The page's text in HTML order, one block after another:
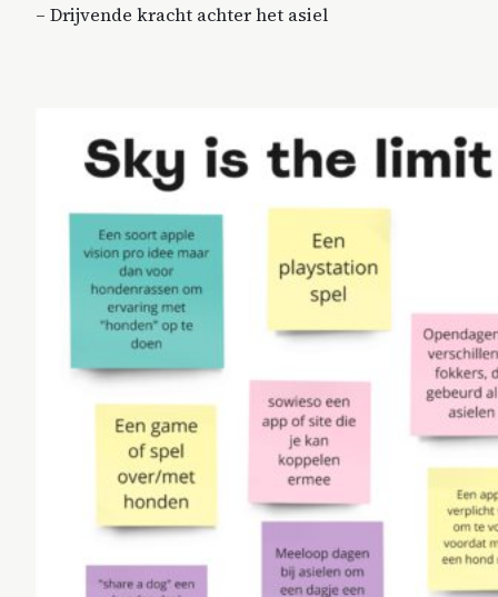
– Drijvende kracht achter het asiel